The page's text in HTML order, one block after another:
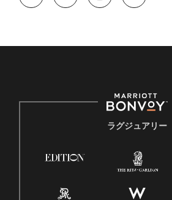
ラグジュアリー